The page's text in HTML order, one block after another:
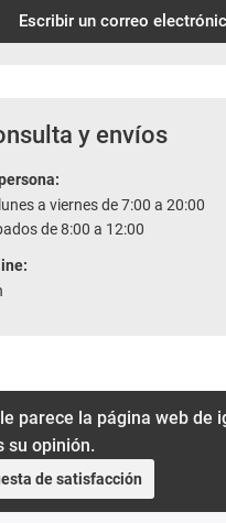
Escribir un correo
y envíos
a viernes de 7:00 a 20:00
de 8:00 a 12:00
parece la página web de
su opinión.
de satisfacción